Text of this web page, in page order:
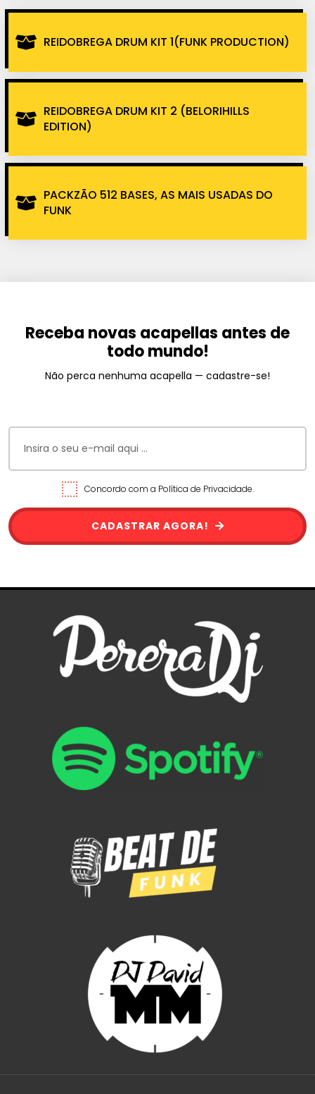
REIDOBREGA DRUM KIT 1(FUNK PRODUCTION)
REIDOBREGA DRUM KIT 2 (BELORIHILLS
EDITION)
PACKZÃO 512 BASES, AS MAIS USADAS DO
FUNK
Receba novas acapellas antes de
todo mundo!
Não perca nenhuma acapella — cadastre-se!
Concordo com a Política de Privacidade.
CADASTRAR AGORA!